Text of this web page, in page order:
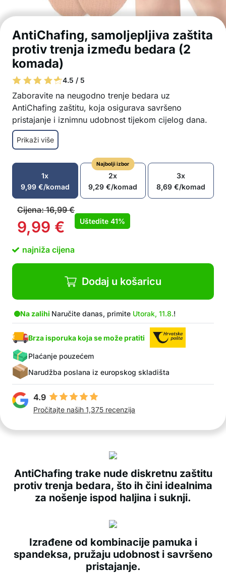
AntiChafing, samoljepljiva zaštita
protiv trenja između bedara (2
komada)
4.5 / 5
Zaboravite na neugodno trenje bedara uz
AntiChafing zaštitu, koja osigurava savršeno
pristajanje i iznimnu udobnost tijekom cijelog dana.
Višekratna upotreba
Jednostavno postavljanje zahvaljujući dizajnu s
koži prijateljskim samoljepljivim slojem
Izrađeno od 95% pamuka i 5% spandeksa za
prirodnu mekoću i rastezljivost
Nevidljivo ispod odjeće zahvaljujući nježnoj boji
kože
Dizajnirano za jednostavno nošenje i trajnost
Jednostavno održavanje, može se prati pod
Ugodno za kožu, ne uzrokuje iritacije ili
nelagodu
U paketu: 2x zaštita protiv trenja bedara
Prikaži više
1x
9,99 €/komad
Najbolji izbor
2x
9,29€/komad
3x
8,69€/komad
Cijena:16,99€
9,99 € Uštedite 41%
najniža cijena
Dodaj u košaricu
Na zalihi Naručite danas, primite Utorak, 11.8.!
Brza isporuka koja se može pratiti
Plaćanje pouzećem
Narudžba poslana iz europskog skladišta
4.9
Pročitajte naših 1,375 recenzija
AntiChafing trake nude diskretnu zaštitu
protiv trenja bedara, što ih čini idealnima
za nošenje ispod haljina i suknji.
Izrađene od kombinacije pamuka i
spandeksa, pružaju udobnost i savršeno
pristajanje.